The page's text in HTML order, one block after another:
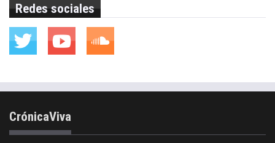
Redes sociales
CrónicaViva